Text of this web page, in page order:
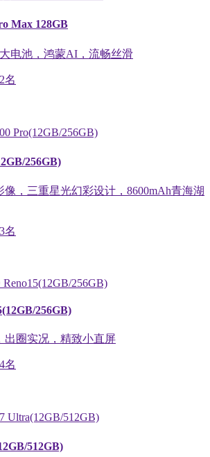
Max 128GB
电池，鸿蒙AI，流畅丝滑
2名
256GB)
像，三重星光幻彩设计，8600mAh青海湖
3名
256GB)
出圈实况，精致小直屏
4名
512GB)